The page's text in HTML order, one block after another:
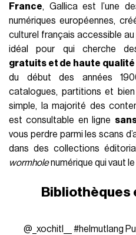
France, Gallica est l’une
numériques européennes,
culturel français accessible au
idéal pour qui cherche
gratuits et de haute qualité
du début des années
catalogues, partitions et
simple, la majorité des
est consultable en ligne
vous perdre parmi les scans
dans des collections
wormholenumérique qui vaut
@_xochitl__ #helmutlang